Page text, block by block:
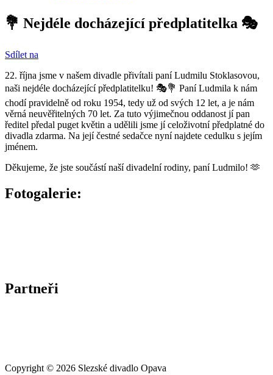
💐 Nejdéle docházející předplatitelka 🎭️
Sdílet na
22. října jsme v našem divadle přivítali paní Ludmilu Stoklasovou,
naši nejdéle docházející předplatitelku! 🎭️💐 Paní Ludmila k nám
chodí pravidelně od roku 1954, tedy už od svých 12 let, a je nám
věrná neuvěřitelných 70 let. Za tuto výjimečnou oddanost jí pan
ředitel předal puget květin a udělili jsme jí celoživotní předplatné do
divadla zdarma. Na její čestné sedačce nyní najdete cedulku s jejím
jménem.
Děkujeme, že jste součástí naší divadelní rodiny, paní Ludmilo! 🫶
Fotogalerie:
Partneři
Copyright © 2026 Slezské divadlo Opava